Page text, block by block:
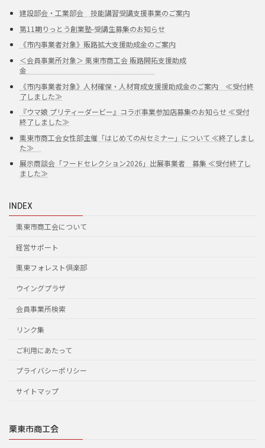
建設部会・工業部会 技能講習受講支援事業のご案内
第11期りっとう創業塾-受講生募集のお知らせ
《市内事業者対象》販路拡大支援助成金のご案内
＜会員事業所対象＞ 栗東市商工会 販路開拓支援助成
金
《市内事業者対象》人材確保・人材育成支援援助成金のご案内 ≪受付終
了しました≫
『ウマ娘 プリティーダービー』コラボ事業参加店募集のお知らせ ≪受付
終了しました≫
栗東市商工会女性部主催「はじめてのAIセミナー」について ≪終了しまし
た≫
展示商談会「フードセレクション2026」出展事業者 募集 ≪受付終了し
ました≫
INDEX
栗東市商工会について
経営サポート
栗東フォレスト倶楽部
ウイングプラザ
会員事業所検索
リンク集
ご利用にあたって
プライバシーポリシー
サイトマップ
栗東市商工会